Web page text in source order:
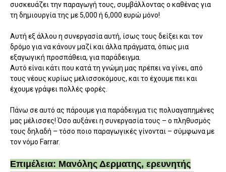
συσκευάζει την παραγωγή τους, συμβάλλοντας ο καθένας για
τη δημιουργία της με 5,000 ή 6,000 ευρώ μόνο!
Αυτή εξ άλλου η συνεργασία αυτή, ίσως τους δείξει και τον
δρόμο για να κάνουν μαζί και άλλα πράγματα, όπως μια
εξαγωγική προσπάθεια, για παράδειγμα.
Αυτό είναι κάτι που κατά τη γνώμη μας πρέπει να γίνει, από
τους νέους κυρίως μελισσοκόμους, και το έχουμε πει και
έχουμε γράψει πολλές φορές.
Πάνω σε αυτό ας πάρουμε για παράδειγμα τις πολυαγαπημένες
μας μέλισσες! Όσο αυξάνει η συνεργασία τους – ο πληθυσμός
τους δηλαδή – τόσο ποιο παραγωγικές γίνονται – σύμφωνα με
τον νόμο Farrar.
Επιμέλεια: Μανόλης Δερματης, ερευνητής